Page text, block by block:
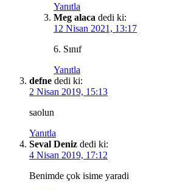
Yanıtla
Meg alaca dedi ki:
12 Nisan 2021, 13:17
6. Sınıf
Yanıtla
defne dedi ki:
2 Nisan 2019, 15:13
saolun
Yanıtla
Seval Deniz dedi ki:
4 Nisan 2019, 17:12
Benimde çok isime yaradi